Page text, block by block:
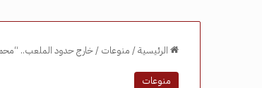
الرئيسية/ منوعات /خارج حدود الملعب..
منوعات